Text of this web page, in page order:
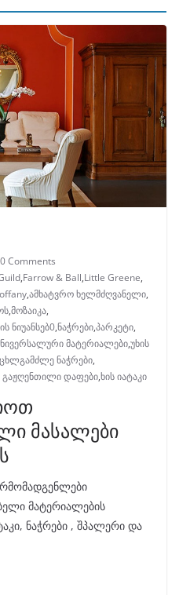
0 Comments
,Farrow & Ball,Little Greene,
,ამხატვრო ხელმძღვანელი,
,მოზაიკა,
ნიუანსებ0,ნაჭრები,პარკეტი,
მატერიალები,უხის
ნაჭრები,
დაფები,ხის იატაკი
მასალები
მატერიალების
ნაჭრები , შპალერი და